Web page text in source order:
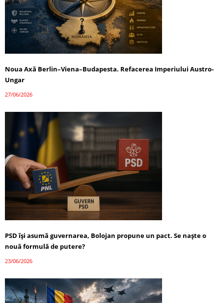
Noua Axă Berlin–Viena–Budapesta. Refacerea Imperiului Austro-
Ungar
27/06/2026
PSD își asumă guvernarea, Bolojan propune un pact. Se naște o
nouă formulă de putere?
23/06/2026